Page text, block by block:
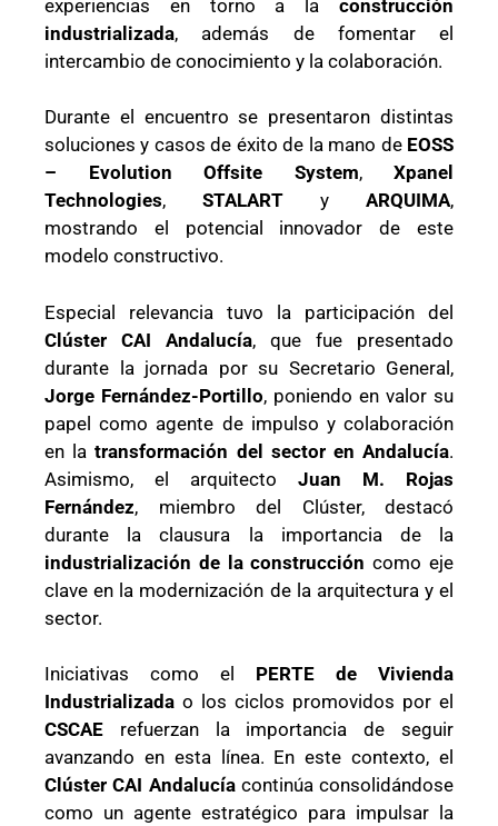
experiencias en torno a la construcción
industrializada, además de fomentar el
intercambio de conocimiento y la colaboración.
Durante el encuentro se presentaron distintas
soluciones y casos de éxito de la mano de EOSS
– Evolution Offsite System, Xpanel
Technologies, STALART y ARQUIMA,
mostrando el potencial innovador de este
modelo constructivo.
Especial relevancia tuvo la participación del
Clúster CAI Andalucía, que fue presentado
durante la jornada por su Secretario General,
Jorge Fernández-Portillo, poniendo en valor su
papel como agente de impulso y colaboración
en latransformación del sector en Andalucía.
Asimismo, el arquitecto Juan M. Rojas
Fernández, miembro del Clúster, destacó
durante la clausura la importancia de la
industrialización de la construcción como eje
clave en la modernización de la arquitectura y el
sector.
Iniciativas como el PERTE de Vivienda
Industrializada o los ciclos promovidos por el
CSCAE refuerzan la importancia de seguir
avanzando en esta línea. En este contexto, el
Clúster CAI Andalucíacontinúa consolidándose
como un agente estratégico para impulsar la